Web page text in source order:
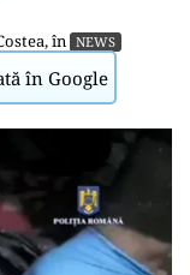
, în NEWS
în Google